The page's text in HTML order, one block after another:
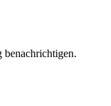
benachrichtigen.